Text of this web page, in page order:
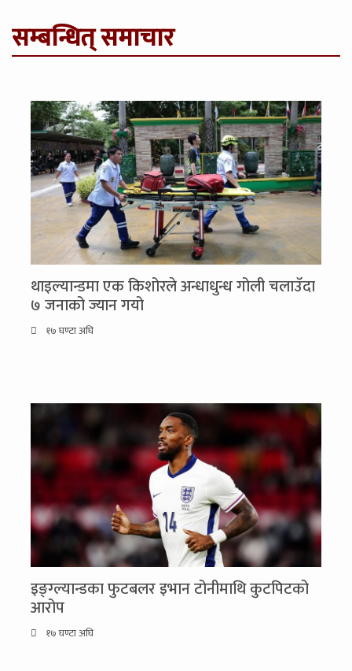
सम्बन्धित् समाचार
थाइल्यान्डमा एक किशोरले अन्धाधुन्ध गोली चलाउँदा
७ जनाको ज्यान गयो
१७ घण्टा अघि
इङ्ग्ल्यान्डका फुटबलर इभान टोनीमाथि कुटपिटको
आरोप
१७ घण्टा अघि